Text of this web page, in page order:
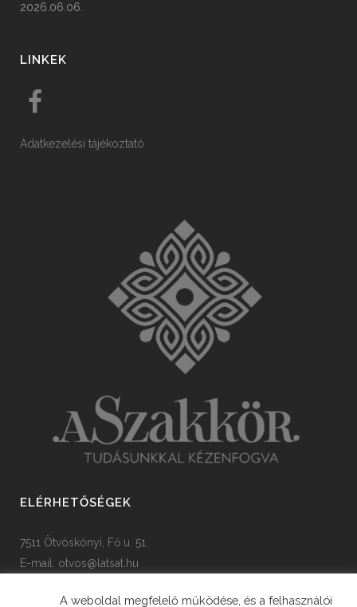
2026.06.06.
LINKEK
Adatkezelési tájékoztató
ELÉRHETŐSÉGEK
7511 Ötvöskónyi, Fő u. 51.
E-mail: otvos@latsat.hu
A weboldal megfelelő működése, és a felhasználói